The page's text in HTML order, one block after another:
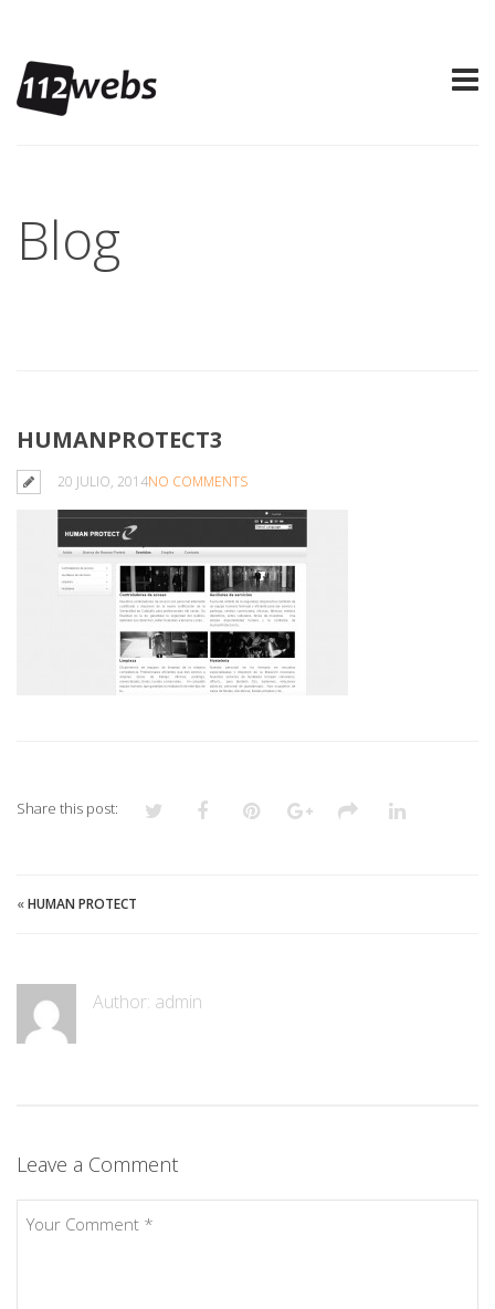
Blog
HUMANPROTECT3
20 JULIO, 2014NO COMMENTS
Share this post:
«HUMAN PROTECT
Author: admin
Leave a Comment